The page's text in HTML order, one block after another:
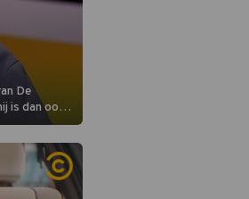
De
is dan ook
is
Ahmadi